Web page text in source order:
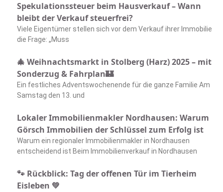
Spekulationssteuer beim Hausverkauf – Wann
bleibt der Verkauf steuerfrei?
Viele Eigentümer stellen sich vor dem Verkauf ihrer Immobilie
die Frage: „Muss
🎄 Weihnachtsmarkt in Stolberg (Harz) 2025 – mit
Sonderzug & Fahrplan🏰
Ein festliches Adventswochenende für die ganze Familie Am
Samstag den 13. und
Lokaler Immobilienmakler Nordhausen: Warum
Görsch Immobilien der Schlüssel zum Erfolg ist
Warum ein regionaler Immobilienmakler in Nordhausen
entscheidend ist Beim Immobilienverkauf in Nordhausen
🐾 Rückblick: Tag der offenen Tür im Tierheim
Eisleben 💚